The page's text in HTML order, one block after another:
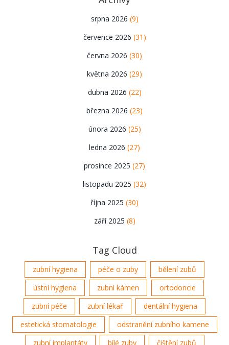
srpna 2026 (9)
července 2026 (31)
června 2026 (30)
května 2026 (29)
dubna 2026 (22)
března 2026 (23)
února 2026 (25)
ledna 2026 (27)
prosince 2025 (27)
listopadu 2025 (32)
října 2025 (30)
září 2025 (8)
Tag Cloud
zubní hygiena péče o zuby
bělení zubů
ústní hygiena
zubní kámen
ortodoncie
zubní péče
zubní lékař
dentální hygiena
estetická stomatologie
odstranění zubního kamene
zubní implantáty
bílé zuby
čištění zubů